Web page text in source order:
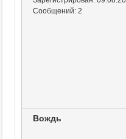
Сообщений: 2
Вождь